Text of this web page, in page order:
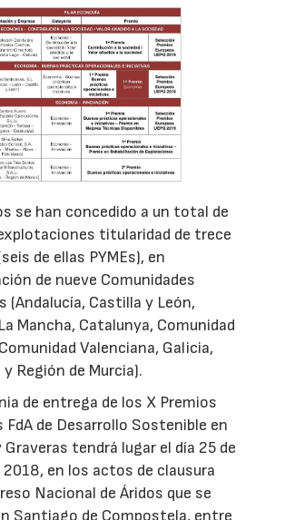
se han concedido a un total de
titularidad de trece
de ellas PYMEs), en
de nueve Comunidades
(Andalucía, Castilla y León,
Mancha, Catalunya, Comunidad
Valenciana, Galicia,
y Región de Murcia).
de entrega de los X Premios
FdA de Desarrollo Sostenible en
tendrá lugar el día 25 de
en los actos de clausura
Nacional de Áridos que se
Santiago de Compostela, entre